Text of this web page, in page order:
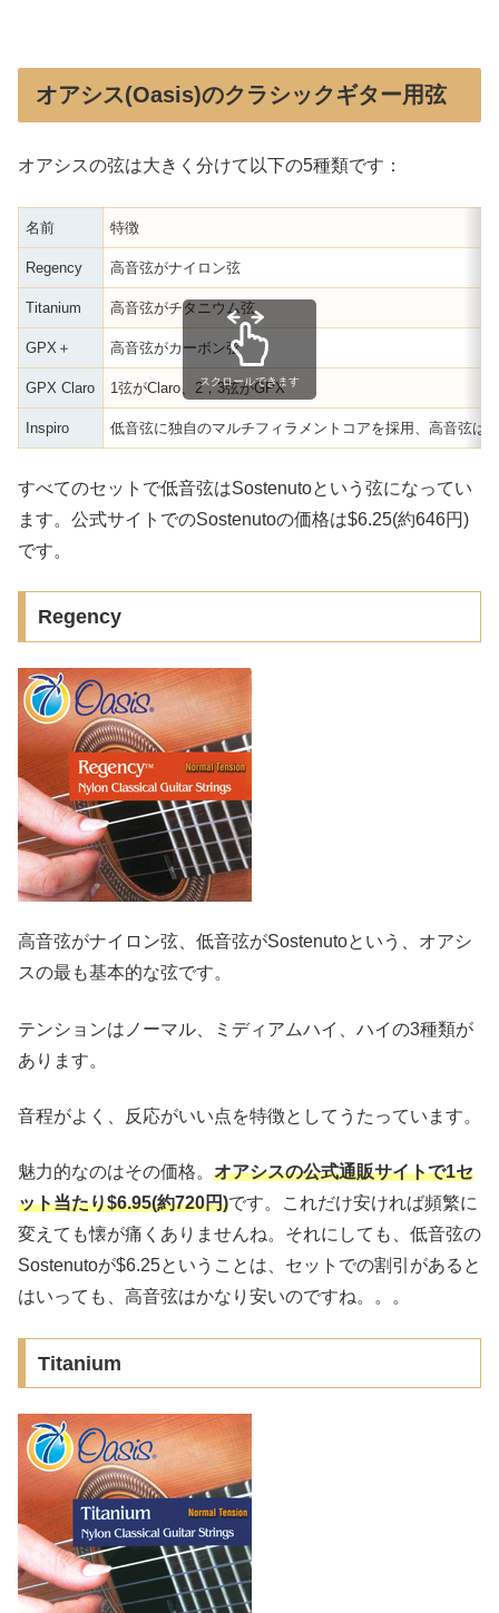
オアシス(Oasis)のクラシックギター用弦
オアシスの弦は大きく分けて以下の5種類です：
名前 特徴
Regency 高音弦がナイロン弦
Titanium 高音弦がチタニウム弦
GPX＋ 高音弦がカーボン弦
GPX Claro 1弦がClaro、2，3弦がGPX
Inspiro 低音弦に独自のマルチフィラメントコアを採用、高音弦は
スクロールできます
すべてのセットで低音弦はSostenutoという弦になってい
ます。公式サイトでのSostenutoの価格は$6.25(約646円)
です。
Regency
高音弦がナイロン弦、低音弦がSostenutoという、オアシ
スの最も基本的な弦です。
テンションはノーマル、ミディアムハイ、ハイの3種類が
あります。
音程がよく、反応がいい点を特徴としてうたっています。
魅力的なのはその価格。 オアシスの公式通販サイトで1セ
ット当たり$6.95(約720円)です。これだけ安ければ頻繁に
変えても懐が痛くありませんね。それにしても、低音弦の
Sostenutoが$6.25ということは、セットでの割引があると
はいっても、高音弦はかなり安いのですね。。。
Titanium